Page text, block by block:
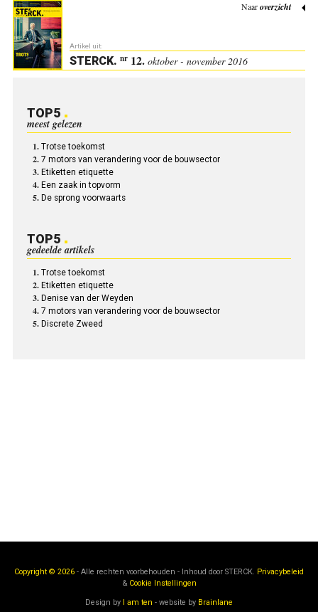
Naaroverzicht
Artikel uit:
STERCK. nr12. oktober - november 2016
TOP5
meest gelezen
Trotse toekomst
7 motors van verandering voor de bouwsector
Etiketten etiquette
Een zaak in topvorm
De sprong voorwaarts
TOP5
gedeelde artikels
Trotse toekomst
Etiketten etiquette
Denise van der Weyden
7 motors van verandering voor de bouwsector
Discrete Zweed
Copyright © 2026 - Alle rechten voorbehouden - Inhoud door STERCK. Privacybeleid
& Cookie Instellingen
Design by I am ten - website by Brainlane